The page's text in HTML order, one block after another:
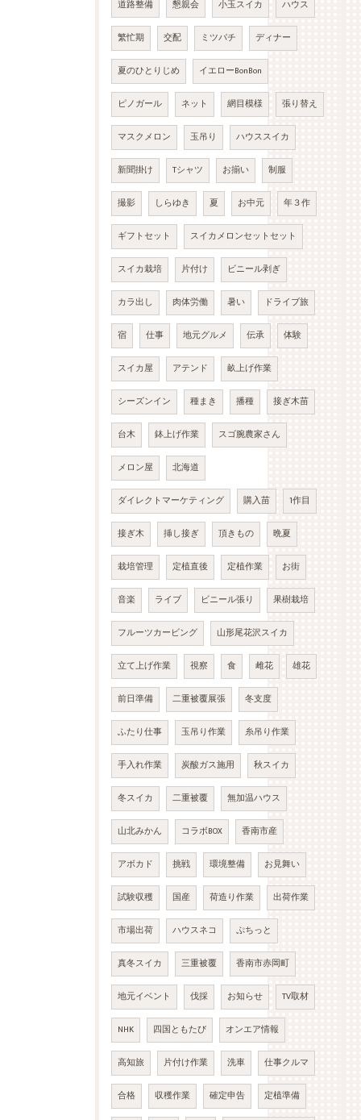
道路整備 懇親会 小玉スイカ ハウス
繁忙期 交配 ミツバチ ディナー
夏のひとりじめ イエローBonBon
ピノガール ネット 網目模様 張り替え
マスクメロン 玉吊り ハウススイカ
新聞掛け Tシャツ お揃い 制服
撮影 しらゆき 夏 お中元 年３作
ギフトセット スイカメロンセットセット
スイカ栽培 片付け ビニール剥ぎ
カラ出し 肉体労働 暑い ドライブ旅
宿 仕事 地元グルメ 伝承 体験
スイカ屋 アテンド 畝上げ作業
シーズンイン 種まき 播種 接ぎ木苗
台木 鉢上げ作業 スゴ腕農家さん
メロン屋 北海道
ダイレクトマーケティング 購入苗 1作目
接ぎ木 挿し接ぎ 頂きもの 晩夏
栽培管理 定植直後 定植作業 お街
音楽 ライブ ビニール張り 果樹栽培
フルーツカービング 山形尾花沢スイカ
立て上げ作業 視察 食 雌花 雄花
前日準備 二重被覆展張 冬支度
ふたり仕事 玉吊り作業 糸吊り作業
手入れ作業 炭酸ガス施用 秋スイカ
冬スイカ 二重被覆 無加温ハウス
山北みかん コラボBOX 香南市産
アボカド 挑戦 環境整備 お見舞い
試験収穫 国産 荷造り作業 出荷作業
市場出荷 ハウスネコ ぷちっと
真冬スイカ 三重被覆 香南市赤岡町
地元イベント 伐採 お知らせ TV取材
NHK 四国ともたび オンエア情報
高知旅 片付け作業 洗車 仕事クルマ
合格 収穫作業 確定申告 定植準備